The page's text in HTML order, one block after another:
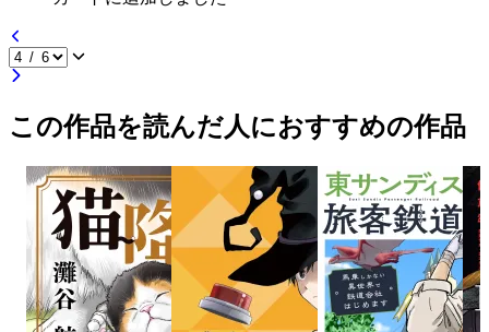
この作品を読んだ人におすすめの作品